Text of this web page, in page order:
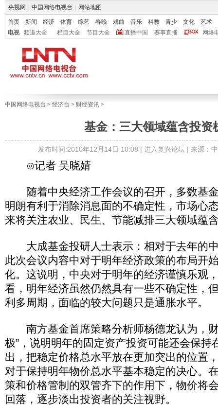
央视网 中国网络电视台 网站地图
首页 新闻 经济 体育 综艺 春晚 戏曲 音乐 科教 青少 文化
艺术
电视
频道大全 栏目大全 节目大全 直播中国 赛事直播 网络
中国网络电视台 > 经济台 > 财经资讯 >
基金：三大领域蕴含投资
发布时间:2010年12月14日 10:08 | 进入复兴论坛 | 来源：
⊙记者 吴晓婧
随着中央经济工作会议的召开，多数基
明朗有利于消除消息面的不确定性，市场心
来将关注农业、民生、节能减排三大领域蕴
大成基金投研人士表示：相对于去年的
此次会议内容中对于明年经济政策的布局开
化。这说明，中央对于明年的经济谨慎乐观
看，明年经济虽然仍然具有一些不确定性，
利多周期，面临的较大问题只是通胀水平。
南方基金首席策略分析师杨德龙认为，财
极”，说明明年的固定资产投资可能还会保持
出，把稳定价格总水平放在更加突出的位置
对于保持明年物价总水平基本稳定的决心。
策和价格管制的双管齐下的作用下，物价将
回落，逐步淡出投资者的关注视野。